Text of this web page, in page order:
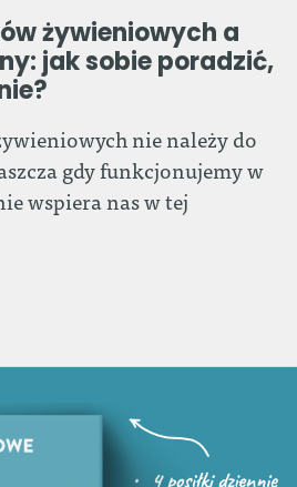
żywieniowych a
jak sobie poradzić,
nie należy do
gdy funkcjonujemy w
wspiera nas w tej